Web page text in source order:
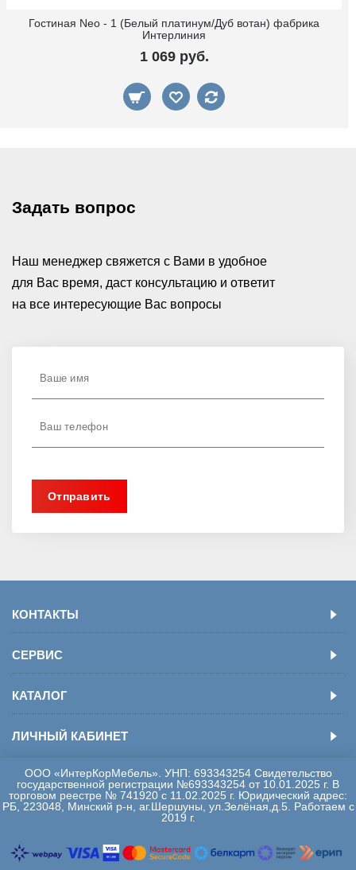
Гостиная Neo - 1 (Белый платинум/Дуб вотан) фабрика
Интерлиния
1 069 руб.
Задать вопрос
Наш менеджер свяжется с Вами в удобное
для Вас время, даст консультацию и ответит
на все интересующие Вас вопросы
КОНТАКТЫ
СЕРВИС
КАТАЛОГ
ЛИЧНЫЙ КАБИНЕТ
ООО «ИнтерКорМебель». УНП: 693343254 Свидетельство
государственной регистрации №693343254 от 10.01.2025 г. В
торговом реестре № 741920 с 11.02.2025 г. Юридический адрес:
РБ, 223048, Минский р-н, аг.Шершуны, ул.Зелёная,д.5. Работаем с
2019 г.